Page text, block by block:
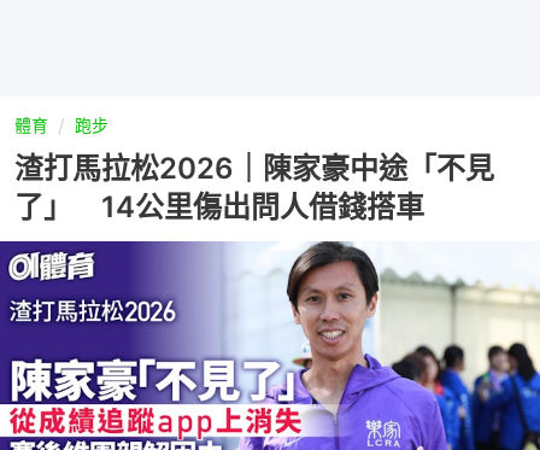
體育 跑步
渣打馬拉松2026｜陳家豪中途「不見
了」 14公里傷出問人借錢搭車